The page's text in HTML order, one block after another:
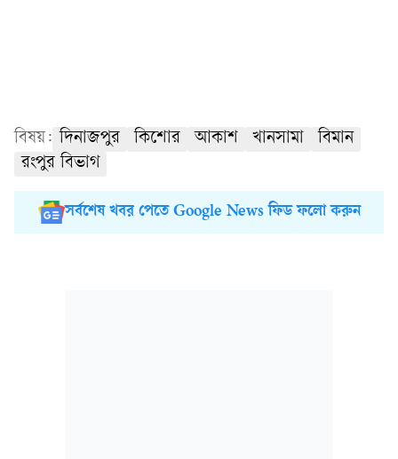
বিষয়: দিনাজপুর কিশোর আকাশ খানসামা
বিমান
রংপুর বিভাগ
সর্বশেষ খবর পেতে Google News ফিড ফলো করুন